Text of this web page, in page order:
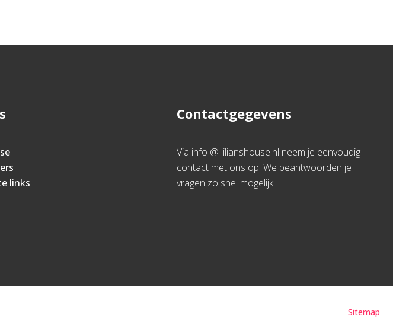
links
Contactgegevens
Via info @ lilianshouse.nl neem je eenvoudig
contact met ons op. We beantwoorden je
vragen zo snel mogelijk.
Sitemap